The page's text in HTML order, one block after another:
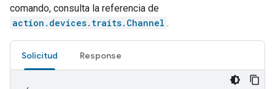
comando, consulta la referencia de
action.devices.traits.Channel .
Solicitud Response